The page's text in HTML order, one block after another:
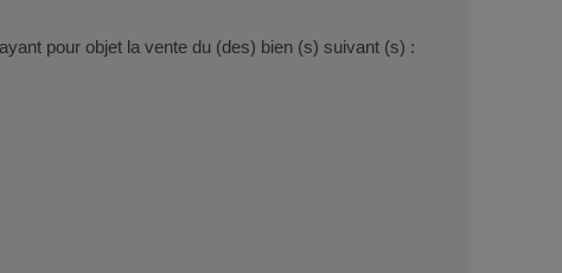
pour objet la vente du (des) bien (s) suivant (s) :